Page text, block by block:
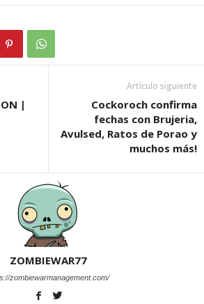
|
Artículo siguiente
Cockoroch confirma
fechas con Brujeria,
Avulsed, Ratos de Porao y
muchos más!
ZOMBIEWAR77
zombiewarmanagement.com/